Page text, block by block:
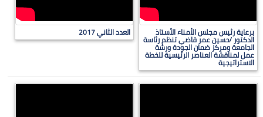
برعاية رئيس مجلس الأمناء الأستاذ
الدكتور /حسين عمر قاضي تنظم رئاسة
الجامعة ومركز ضمان الجودة ورشة
عمل لمناقشة العناصر الرئيسية للخطة
الاستراتيجية
العدد الثاني 2017